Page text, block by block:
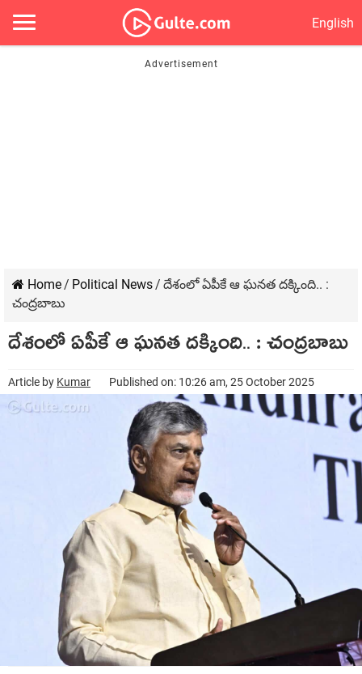
English
Home/ Political News/ దేశంలో ఏపీకే ఆ ఘ‌న‌త ద‌క్కింది.. :
చంద్ర‌బాబు
దేశంలో ఏపీకే ఆ ఘ‌న‌త ద‌క్కింది.. : చంద్ర‌బాబు
Article by Kumar Published on: 10:26 am, 25 October 2025